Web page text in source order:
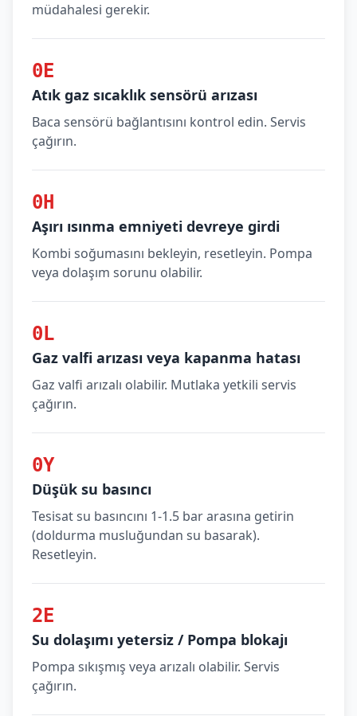
müdahalesi gerekir.
0E
Atık gaz sıcaklık sensörü arızası
Baca sensörü bağlantısını kontrol edin. Servis
çağırın.
0H
Aşırı ısınma emniyeti devreye girdi
Kombi soğumasını bekleyin, resetleyin. Pompa
veya dolaşım sorunu olabilir.
0L
Gaz valfi arızası veya kapanma hatası
Gaz valfi arızalı olabilir. Mutlaka yetkili servis
çağırın.
0Y
Düşük su basıncı
Tesisat su basıncını 1-1.5 bar arasına getirin
(doldurma musluğundan su basarak).
Resetleyin.
2E
Su dolaşımı yetersiz / Pompa blokajı
Pompa sıkışmış veya arızalı olabilir. Servis
çağırın.